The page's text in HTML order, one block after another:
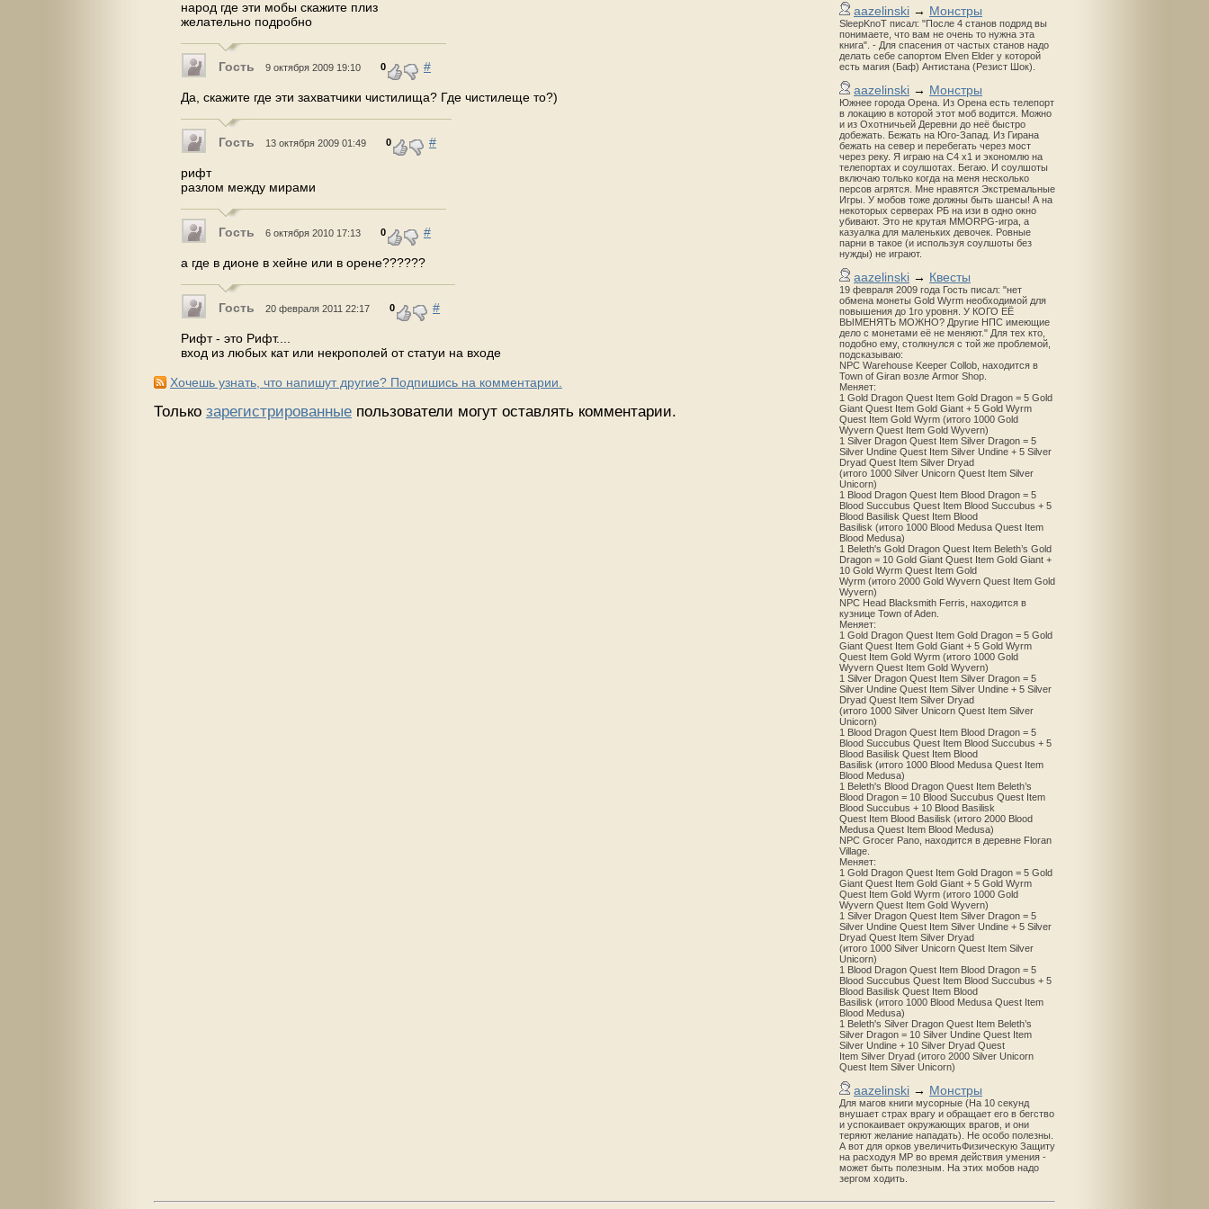
aazelinski → Монстры
SleepKnoT писал: "После 4 станов подряд вы
понимаете, что вам не очень то нужна эта
книга". - Для спасения от частых станов надо
делать себе сапортом Elven Elder у которой
есть магия (Баф) Антистана (Резист Шок).
aazelinski → Монстры
Южнее города Орена. Из Орена есть телепорт
в локацию в которой этот моб водится. Можно
и из Охотничьей Деревни до неё быстро
добежать. Бежать на Юго-Запад. Из Гирана
бежать на север и перебегать через мост
через реку. Я играю на С4 х1 и экономлю на
телепортах и соулшотах. Бегаю. И соулшоты
включаю только когда на меня несколько
персов агрятся. Мне нравятся Экстремальные
Игры. У мобов тоже должны быть шансы! А на
некоторых серверах РБ на изи в одно окно
убивают. Это не крутая MMORPG-игра, а
казуалка для маленьких девочек. Ровные
парни в такое (и используя соулшоты без
нужды) не играют.
aazelinski → Квесты
19 февраля 2009 года Гость писал: "нет
обмена монеты Gold Wyrm необходимой для
повышения до 1го уровня. У КОГО ЕЁ
ВЫМЕНЯТЬ МОЖНО? Другие НПС имеющие
дело с монетами её не меняют." Для тех кто,
подобно ему, столкнулся с той же проблемой,
подсказываю:
NPC Warehouse Keeper Collob, находится в
Town of Giran возле Armor Shop.
Меняет:
1 Gold Dragon Quest Item Gold Dragon = 5 Gold
Giant Quest Item Gold Giant + 5 Gold Wyrm
Quest Item Gold Wyrm (итого 1000 Gold
Wyvern Quest Item Gold Wyvern)
1 Silver Dragon Quest Item Silver Dragon = 5
Silver Undine Quest Item Silver Undine + 5 Silver
Dryad Quest Item Silver Dryad
(итого 1000 Silver Unicorn Quest Item Silver
Unicorn)
1 Blood Dragon Quest Item Blood Dragon = 5
Blood Succubus Quest Item Blood Succubus + 5
Blood Basilisk Quest Item Blood
Basilisk (итого 1000 Blood Medusa Quest Item
Blood Medusa)
1 Beleth's Gold Dragon Quest Item Beleth’s Gold
Dragon = 10 Gold Giant Quest Item Gold Giant +
10 Gold Wyrm Quest Item Gold
Wyrm (итого 2000 Gold Wyvern Quest Item Gold
Wyvern)
NPC Head Blacksmith Ferris, находится в
кузнице Town of Aden.
Меняет:
1 Gold Dragon Quest Item Gold Dragon = 5 Gold
Giant Quest Item Gold Giant + 5 Gold Wyrm
Quest Item Gold Wyrm (итого 1000 Gold
Wyvern Quest Item Gold Wyvern)
1 Silver Dragon Quest Item Silver Dragon = 5
Silver Undine Quest Item Silver Undine + 5 Silver
Dryad Quest Item Silver Dryad
(итого 1000 Silver Unicorn Quest Item Silver
Unicorn)
1 Blood Dragon Quest Item Blood Dragon = 5
Blood Succubus Quest Item Blood Succubus + 5
Blood Basilisk Quest Item Blood
Basilisk (итого 1000 Blood Medusa Quest Item
Blood Medusa)
1 Beleth's Blood Dragon Quest Item Beleth’s
Blood Dragon = 10 Blood Succubus Quest Item
Blood Succubus + 10 Blood Basilisk
Quest Item Blood Basilisk (итого 2000 Blood
Medusa Quest Item Blood Medusa)
NPC Grocer Pano, находится в деревне Floran
Village.
Меняет:
1 Gold Dragon Quest Item Gold Dragon = 5 Gold
Giant Quest Item Gold Giant + 5 Gold Wyrm
Quest Item Gold Wyrm (итого 1000 Gold
Wyvern Quest Item Gold Wyvern)
1 Silver Dragon Quest Item Silver Dragon = 5
Silver Undine Quest Item Silver Undine + 5 Silver
Dryad Quest Item Silver Dryad
(итого 1000 Silver Unicorn Quest Item Silver
Unicorn)
1 Blood Dragon Quest Item Blood Dragon = 5
Blood Succubus Quest Item Blood Succubus + 5
Blood Basilisk Quest Item Blood
Basilisk (итого 1000 Blood Medusa Quest Item
Blood Medusa)
1 Beleth's Silver Dragon Quest Item Beleth’s
Silver Dragon = 10 Silver Undine Quest Item
Silver Undine + 10 Silver Dryad Quest
Item Silver Dryad (итого 2000 Silver Unicorn
Quest Item Silver Unicorn)
aazelinski → Монстры
Для магов книги мусорные (На 10 секунд
внушает страх врагу и обращает его в бегство
и успокаивает окружающих врагов, и они
теряют желание нападать). Не особо полезны.
А вот для орков увеличитьФизическую Защиту
на расходуя MP во время действия умения -
может быть полезным. На этих мобов надо
зергом ходить.
народ где эти мобы скажите плиз
желательно подробно
Гость 9 октября 2009 19:10 0 #
Да, скажите где эти захватчики чистилища? Где чистилеще то?)
Гость 13 октября 2009 01:49 0 #
рифт
разлом между мирами
Гость 6 октября 2010 17:13 0 #
а где в дионе в хейне или в орене??????
Гость 20 февраля 2011 22:17 0 #
Рифт - это Рифт....
вход из любых кат или некрополей от статуи на входе
Хочешь узнать, что напишут другие? Подпишись на комментарии.
Только зарегистрированные пользователи могут оставлять комментарии.